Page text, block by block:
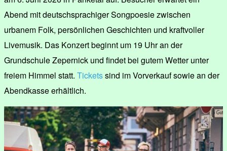
Abend mit deutschsprachiger Songpoesie zwischen
urbanem Folk, persönlichen Geschichten und kraftvoller
Livemusik. Das Konzert beginnt um 19 Uhr an der
Grundschule Zepernick und findet bei gutem Wetter unter
freiem Himmel statt. Ticketssind im Vorverkauf sowie an der
Abendkasse erhältlich.